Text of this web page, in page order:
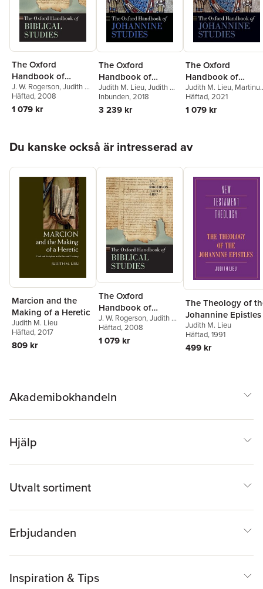
The Oxford
Handbook of
Biblical Studies
J. W. Rogerson,Judith M.
Lieu
Häftad, 2008
1 079 kr
The Oxford
Handbook of
Johannine Studies
Judith M. Lieu,Judith M.
Lieu,Martinus C. de Boer
Inbunden, 2018
3 239 kr
The Oxford
Handbook of
Johannine Studies
Judith M. Lieu, Martinus
C. de Boer
Häftad, 2021
1 079 kr
Du kanske också är intresserad av
Marcion and the
Making of a Heretic
Judith M. Lieu
Häftad, 2017
809 kr
The Oxford
Handbook of
Biblical Studies
J. W. Rogerson,Judith M.
Lieu
Häftad, 2008
1 079 kr
The Theology of
Johannine Epistles
Judith M. Lieu
Häftad, 1991
499 kr
Akademibokhandeln
Hjälp
Utvalt sortiment
Erbjudanden
Inspiration & Tips